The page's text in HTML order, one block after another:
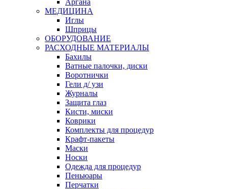
Аргана
МЕДИЦИНА
Иглы
Шприцы
ОБОРУДОВАНИЕ
РАСХОДНЫЕ МАТЕРИАЛЫ
Бахилы
Ватные палочки, диски
Воротнички
Гели д/ узи
Журналы
Защита глаз
Кисти, миски
Коврики
Комплекты для процедур
Крафт-пакеты
Маски
Носки
Одежда для процедур
Пеньюары
Перчатки